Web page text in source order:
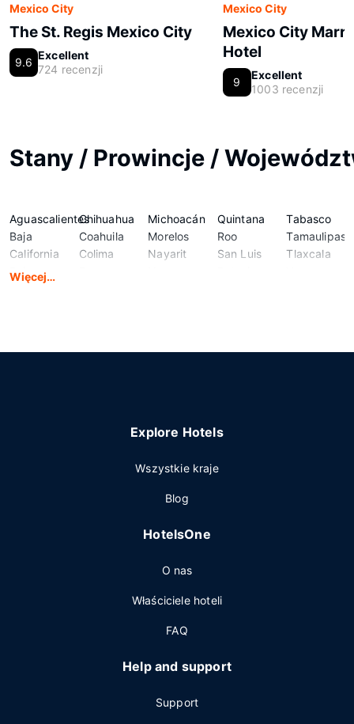
Mexico City
The St. Regis Mexico City
9.6
Excellent
724 recenzji
Mexico City
Mexico City
Hotel
9
Excellent
1003 recenzji
Stany / Prowincje /
Aguascalientes
Baja
California
Baja
Chihuahua
Coahuila
Colima
Michoacán
Morelos
Nayarit
Quintana
Roo
San Luis
Tabasco
Tamaulipas
Tlaxcala
Więcej…
Explore Hotels
Wszystkie kraje
Blog
HotelsOne
O nas
Właściciele hoteli
FAQ
Help and support
Support